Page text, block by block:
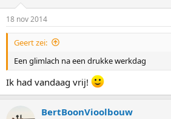
n
g
e
18 nov 2014
Geert zei:
Een glimlach na een drukke werkdag
Ik had vandaag vrij!
BertBoonVioolbouw